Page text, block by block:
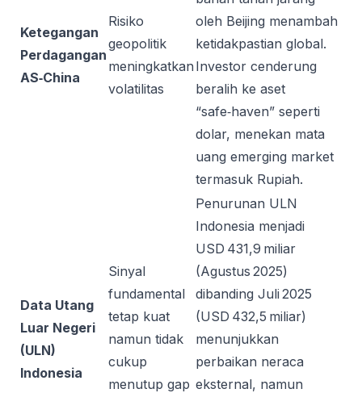
Ketegangan
Perdagangan
AS‑China
Risiko
geopolitik
meningkatkan
volatilitas
oleh Beijing menambah
ketidakpastian global.
Investor cenderung
beralih ke aset
“safe‑haven” seperti
dolar, menekan mata
uang emerging market
termasuk Rupiah.
Data Utang
Luar Negeri
(ULN)
Indonesia
Sinyal
fundamental
tetap kuat
namun tidak
cukup
menutup gap
Penurunan ULN
Indonesia menjadi
USD 431,9 miliar
(Agustus 2025)
dibanding Juli 2025
(USD 432,5 miliar)
menunjukkan
perbaikan neraca
eksternal, namun